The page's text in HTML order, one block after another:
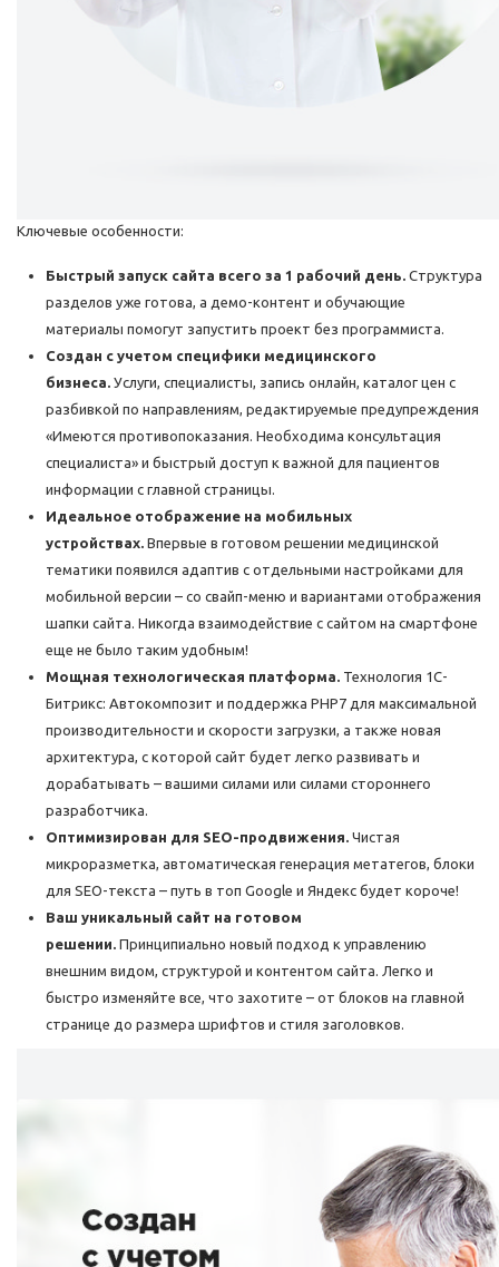
Ключевые особенности:
Быстрый запуск сайта всего за 1 рабочий день. Структура
разделов уже готова, а демо-контент и обучающие
материалы помогут запустить проект без программиста.
Создан с учетом специфики медицинского
бизнеса. Услуги, специалисты, запись онлайн, каталог цен с
разбивкой по направлениям, редактируемые предупреждения
«Имеются противопоказания. Необходима консультация
специалиста» и быстрый доступ к важной для пациентов
информации с главной страницы.
Идеальное отображение на мобильных
устройствах. Впервые в готовом решении медицинской
тематики появился адаптив с отдельными настройками для
мобильной версии – со свайп-меню и вариантами отображения
шапки сайта. Никогда взаимодействие с сайтом на смартфоне
еще не было таким удобным!
Мощная технологическая платформа. Технология 1С-
Битрикс: Автокомпозит и поддержка PHP7 для максимальной
производительности и скорости загрузки, а также новая
архитектура, с которой сайт будет легко развивать и
дорабатывать – вашими силами или силами стороннего
разработчика.
Оптимизирован для SEO-продвижения. Чистая
микроразметка, автоматическая генерация метатегов, блоки
для SEO-текста – путь в топ Google и Яндекс будет короче!
Ваш уникальный сайт на готовом
решении. Принципиально новый подход к управлению
внешним видом, структурой и контентом сайта. Легко и
быстро изменяйте все, что захотите – от блоков на главной
странице до размера шрифтов и стиля заголовков.